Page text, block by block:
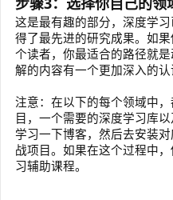
这是最有趣的部分，深度学
得了最先进的研究成果。如
个读者，你最适合的路径就
解的内容有一个更加深入的认
注意：在以下的每个领域中
目，一个需要的深度学习库
学习一下博客，然后去安装
战项目。如果在这个过程中
习辅助课程。